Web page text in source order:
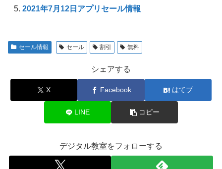
2021年7月12日アプリセール情報
セール情報 セール 割引 無料
シェアする
X Facebook はてブ
LINE コピー
デジタル教室をフォローする